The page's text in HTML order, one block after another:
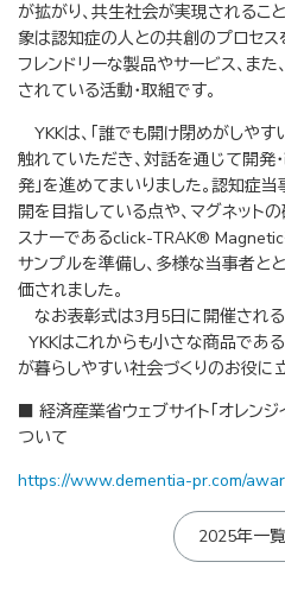
が拡がり、共生社会が実現されるこ
象は認知症の人との共創のプロセ
フレンドリーな製品やサービス、ま
されている活動・取組です。
YKKは、「誰でも開け閉めがしやす
触れていただき、対話を通じて開発
発」を進めてまいりました。認知症
開を目指している点や、マグネット
スナーであるclick-TRAK®
サンプルを準備し、多様な当事者と
価されました。
なお表彰式は3月5日に開催される
YKKはこれからも小さな商品であ
が暮らしやすい社会づくりのお役に
■ 経済産業省ウェブサイト「オレンジ
ついて
https://www.dementia-pr.com/
2025年一